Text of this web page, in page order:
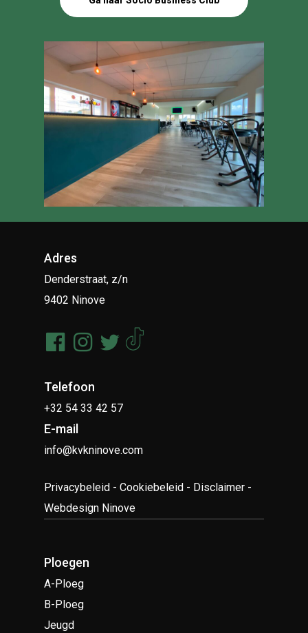
Adres
Denderstraat, z/n
9402 Ninove
Telefoon
+32 54 33 42 57
E-mail
info@kvkninove.com
Privacybeleid -Cookiebeleid - Disclaimer -
Webdesign Ninove
Ploegen
A-Ploeg
B-Ploeg
Jeugd